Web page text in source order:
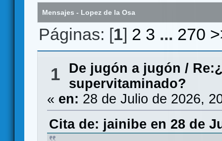
Mensajes - Lopez de la Osa
Páginas: [1] 2 3 ... 270
1 De jugón a jugón /
supervitaminado?
« en: 28 de Julio de 2026,
Cita de: jainibe en 28 de